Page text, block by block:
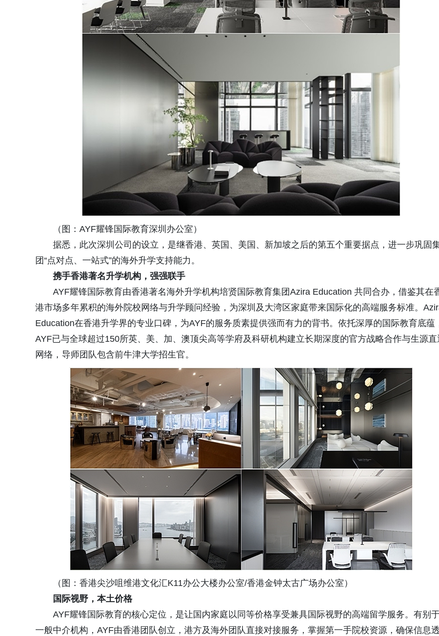
（图：AYF耀锋国际教育深圳办公室）
据悉，此次深圳公司的设立，是继香港、英国、美国、新加坡之后的第五个重要据点，进一步巩固
团“点对点、一站式”的海外升学支持能力。
携手香港著名升学机构，强强联手
AYF耀锋国际教育由香港著名海外升学机构培贤国际教育集团Azira Education 共同合办，借鉴其在
港市场多年累积的海外院校网络与升学顾问经验，为深圳及大湾区家庭带来国际化的高端服务标准。
Education在香港升学界的专业口碑，为AYF的服务质素提供强而有力的背书。依托深厚的国际教育底蕴
AYF已与全球超过150所英、美、加、澳顶尖高等学府及科研机构建立长期深度的官方战略合作与生源直
网络，导师团队包含前牛津大学招生官。
（图：香港尖沙咀维港文化汇K11办公大楼办公室/香港金钟太古广场办公室）
国际视野，本土价格
AYF耀锋国际教育的核心定位，是让国内家庭以同等价格享受兼具国际视野的高端留学服务。有别
一般中介机构，AYF由香港团队创立，港方及海外团队直接对接服务，掌握第一手院校资源，确保信息透